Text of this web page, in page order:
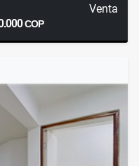
Venta
COP